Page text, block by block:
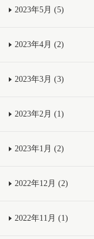
2023年5月 (5)
2023年4月 (2)
2023年3月 (3)
2023年2月 (1)
2023年1月 (2)
2022年12月 (2)
2022年11月 (1)